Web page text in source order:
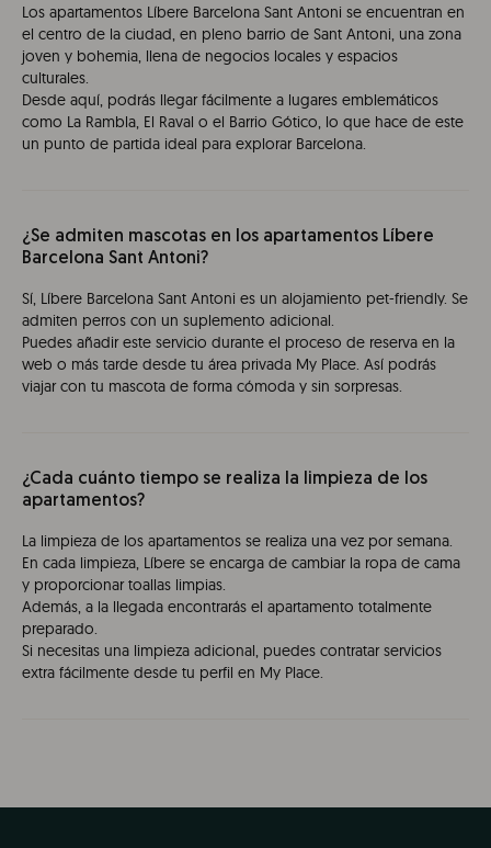
Los apartamentos Líbere Barcelona Sant Antoni se encuentran en
el centro de la ciudad, en pleno barrio de Sant Antoni, una zona
joven y bohemia, llena de negocios locales y espacios
culturales.
Desde aquí, podrás llegar fácilmente a lugares emblemáticos
como La Rambla, El Raval o el Barrio Gótico, lo que hace de este
un punto de partida ideal para explorar Barcelona.
¿Se admiten mascotas en los apartamentos Líbere
Barcelona Sant Antoni?
Sí, Líbere Barcelona Sant Antoni es un alojamiento pet-friendly. Se
admiten perros con un suplemento adicional.
Puedes añadir este servicio durante el proceso de reserva en la
web o más tarde desde tu área privada My Place. Así podrás
viajar con tu mascota de forma cómoda y sin sorpresas.
¿Cada cuánto tiempo se realiza la limpieza de los
apartamentos?
La limpieza de los apartamentos se realiza una vez por semana.
En cada limpieza, Líbere se encarga de cambiar la ropa de cama
y proporcionar toallas limpias.
Además, a la llegada encontrarás el apartamento totalmente
preparado.
Si necesitas una limpieza adicional, puedes contratar servicios
extra fácilmente desde tu perfil en My Place.